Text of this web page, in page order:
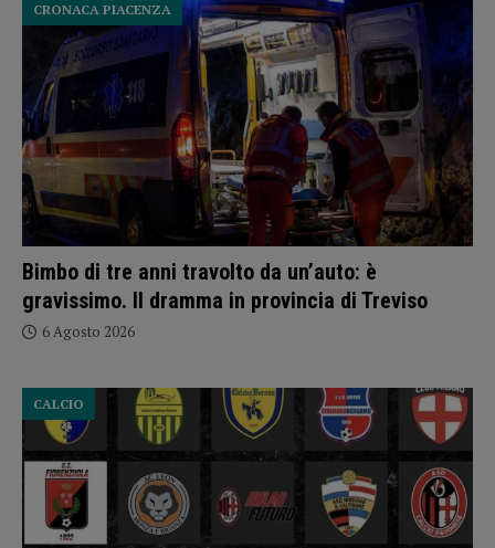
Bimbo di tre anni travolto da un’auto: è
gravissimo. Il dramma in provincia di Treviso
CRONACA PIACENZA
6 Agosto 2026
CALCIO